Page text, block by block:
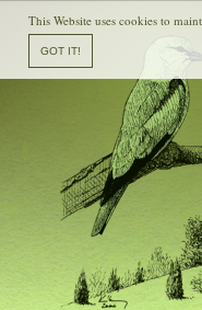
This Website uses cookies to